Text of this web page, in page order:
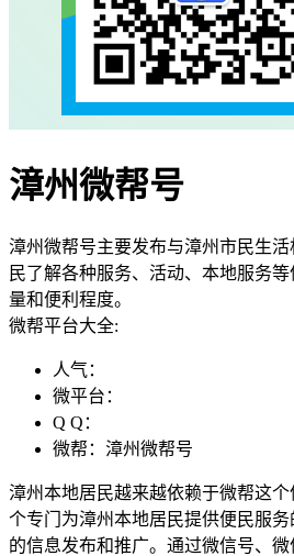
漳州微帮号
漳州微帮号主要发布与漳州市民生
民了解各种服务、活动、本地服务
量和便利程度。
微帮平台大全:
人气：
微平台：
Q Q：
微帮：漳州微帮号
漳州本地居民越来越依赖于微帮这
个专门为漳州本地居民提供便民服
的信息发布和推广。通过微信号、